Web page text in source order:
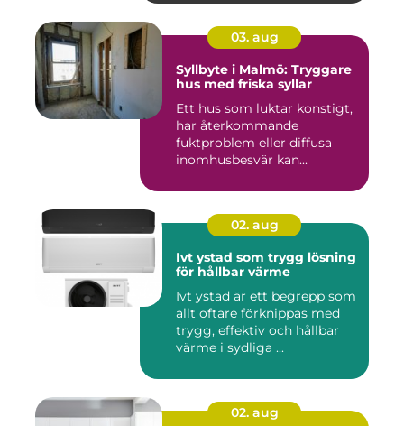
03. aug
Syllbyte i Malmö: Tryggare
hus med friska syllar
Ett hus som luktar konstigt,
har återkommande
fuktproblem eller diffusa
inomhusbesvär kan...
02. aug
Ivt ystad som trygg lösning
för hållbar värme
Ivt ystad är ett begrepp som
allt oftare förknippas med
trygg, effektiv och hållbar
värme i sydliga ...
02. aug